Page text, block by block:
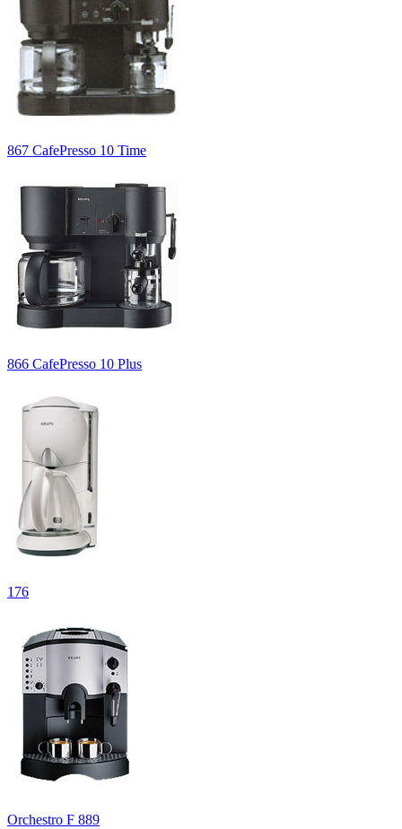
867 CafePresso 10 Time
866 CafePresso 10 Plus
176
Orchestro F 889